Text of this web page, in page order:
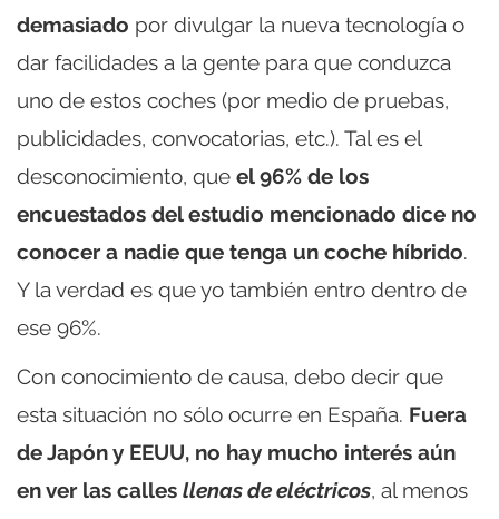
demasiado por divulgar la nueva tecnología o
dar facilidades a la gente para que conduzca
uno de estos coches (por medio de pruebas,
publicidades, convocatorias, etc.). Tal es el
desconocimiento, que el 96% de los
encuestados del estudio mencionado dice no
conocer a nadie que tenga un coche híbrido.
Y la verdad es que yo también entro dentro de
ese 96%.
Con conocimiento de causa, debo decir que
esta situación no sólo ocurre en España. Fuera
de Japón y EEUU, no hay mucho interés aún
en ver las calles llenas de eléctricos, al menos